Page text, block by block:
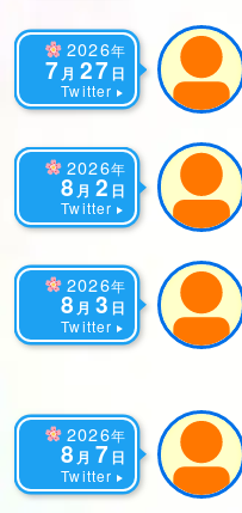
2026年
7月 27 日
Twitter
2026年
8 月 2 日
Twitter
2026年
8 月 3 日
Twitter
2026年
8 月 7 日
Twitter